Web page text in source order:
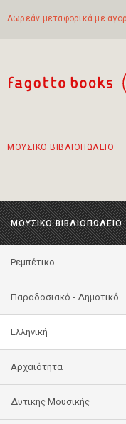
Δωρεάν μεταφορικά με
ΜΟΥΣΙΚΟ ΒΙΒΛΙΟΠΩΛΕΙΟ
ΜΟΥΣΙΚΟ ΒΙΒΛΙΟΠΩΛΕΙΟ
Ρεμπέτικο
Παραδοσιακό - Δημοτικό
Ελληνική
Αρχαιότητα
Δυτικής Μουσικής